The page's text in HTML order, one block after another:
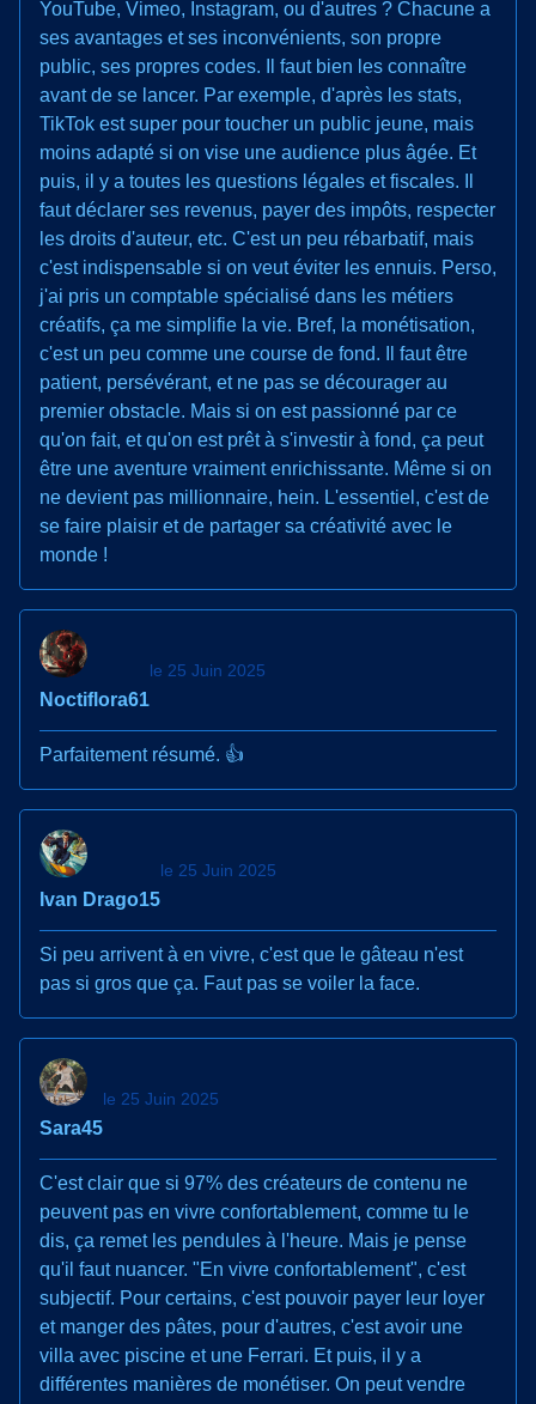
YouTube, Vimeo, Instagram, ou d'autres ? Chacune a
ses avantages et ses inconvénients, son propre
public, ses propres codes. Il faut bien les connaître
avant de se lancer. Par exemple, d'après les stats,
TikTok est super pour toucher un public jeune, mais
moins adapté si on vise une audience plus âgée. Et
puis, il y a toutes les questions légales et fiscales. Il
faut déclarer ses revenus, payer des impôts, respecter
les droits d'auteur, etc. C'est un peu rébarbatif, mais
c'est indispensable si on veut éviter les ennuis. Perso,
j'ai pris un comptable spécialisé dans les métiers
créatifs, ça me simplifie la vie. Bref, la monétisation,
c'est un peu comme une course de fond. Il faut être
patient, persévérant, et ne pas se décourager au
premier obstacle. Mais si on est passionné par ce
qu'on fait, et qu'on est prêt à s'investir à fond, ça peut
être une aventure vraiment enrichissante. Même si on
ne devient pas millionnaire, hein. L'essentiel, c'est de
se faire plaisir et de partager sa créativité avec le
monde !
Noctiflora61
le 25 Juin 2025
Parfaitement résumé. 👍
Ivan Drago15
le 25 Juin 2025
Si peu arrivent à en vivre, c'est que le gâteau n'est
pas si gros que ça. Faut pas se voiler la face.
Sara45
le 25 Juin 2025
C'est clair que si 97% des créateurs de contenu ne
peuvent pas en vivre confortablement, comme tu le
dis, ça remet les pendules à l'heure. Mais je pense
qu'il faut nuancer. "En vivre confortablement", c'est
subjectif. Pour certains, c'est pouvoir payer leur loyer
et manger des pâtes, pour d'autres, c'est avoir une
villa avec piscine et une Ferrari. Et puis, il y a
différentes manières de monétiser. On peut vendre